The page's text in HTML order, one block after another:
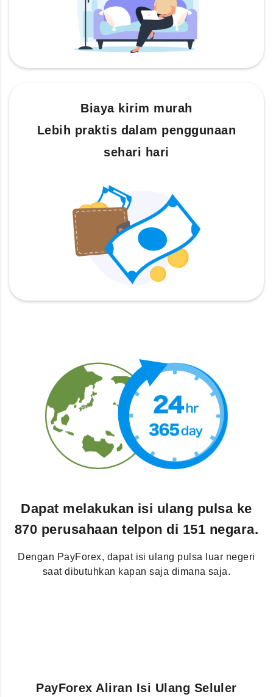
Biaya kirim murah
Lebih praktis dalam penggunaan
sehari hari
Dapat melakukan isi ulang pulsa ke
870 perusahaan telpon di 151 negara.
Dengan PayForex, dapat isi ulang pulsa luar negeri
saat dibutuhkan kapan saja dimana saja.
PayForex Aliran Isi Ulang Seluler